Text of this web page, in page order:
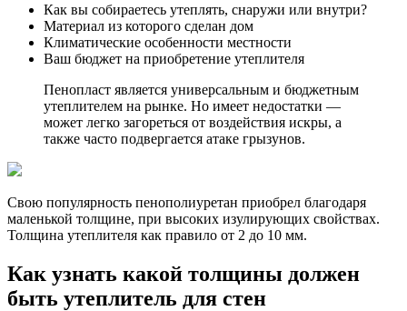
Как вы собираетесь утеплять, снаружи или внутри?
Материал из которого сделан дом
Климатические особенности местности
Ваш бюджет на приобретение утеплителя
Пенопласт является универсальным и бюджетным
утеплителем на рынке. Но имеет недостатки —
может легко загореться от воздействия искры, а
также часто подвергается атаке грызунов.
Свою популярность пенополиуретан приобрел благодаря
маленькой толщине, при высоких изулирующих свойствах.
Толщина утеплителя как правило от 2 до 10 мм.
Как узнать какой толщины должен
быть утеплитель для стен